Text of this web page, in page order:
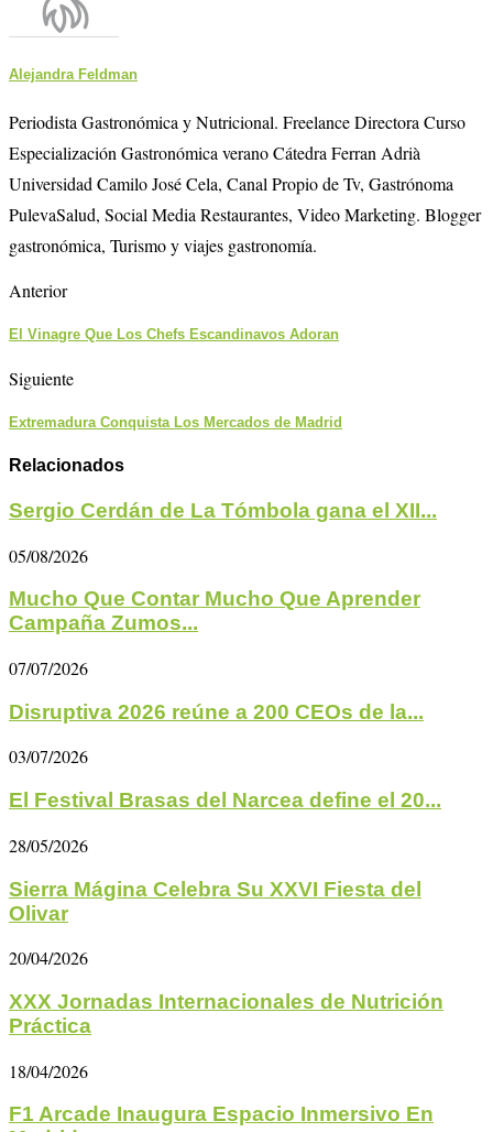
Alejandra Feldman
Periodista Gastronómica y Nutricional. Freelance Directora Curso
Especialización Gastronómica verano Cátedra Ferran Adrià
Universidad Camilo José Cela, Canal Propio de Tv, Gastrónoma
PulevaSalud, Social Media Restaurantes, Video Marketing. Blogger
gastronómica, Turismo y viajes gastronomía.
Anterior
El Vinagre Que Los Chefs Escandinavos Adoran
Siguiente
Extremadura Conquista Los Mercados de Madrid
Relacionados
Sergio Cerdán de La Tómbola gana el XII...
05/08/2026
Mucho Que Contar Mucho Que Aprender
Campaña Zumos...
07/07/2026
Disruptiva 2026 reúne a 200 CEOs de la...
03/07/2026
El Festival Brasas del Narcea define el 20...
28/05/2026
Sierra Mágina Celebra Su XXVI Fiesta del
Olivar
20/04/2026
XXX Jornadas Internacionales de Nutrición
Práctica
18/04/2026
F1 Arcade Inaugura Espacio Inmersivo En